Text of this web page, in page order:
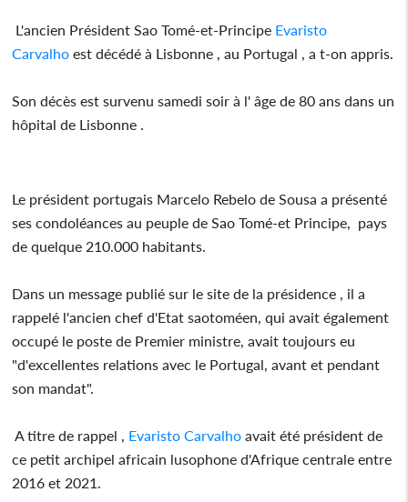
L'ancien Président Sao Tomé-et-Principe Evaristo
Carvalho est décédé à Lisbonne , au Portugal , a t-on appris.
Son décès est survenu samedi soir à l' âge de 80 ans dans un
hôpital de Lisbonne .
Le président portugais Marcelo Rebelo de Sousa a présenté
ses condoléances au peuple de Sao Tomé-et Principe, pays
de quelque 210.000 habitants.
Dans un message publié sur le site de la présidence , il a
rappelé l'ancien chef d'Etat saotoméen, qui avait également
occupé le poste de Premier ministre, avait toujours eu
"d'excellentes relations avec le Portugal, avant et pendant
son mandat".
A titre de rappel , Evaristo Carvalho avait été président de
ce petit archipel africain lusophone d'Afrique centrale entre
2016 et 2021.